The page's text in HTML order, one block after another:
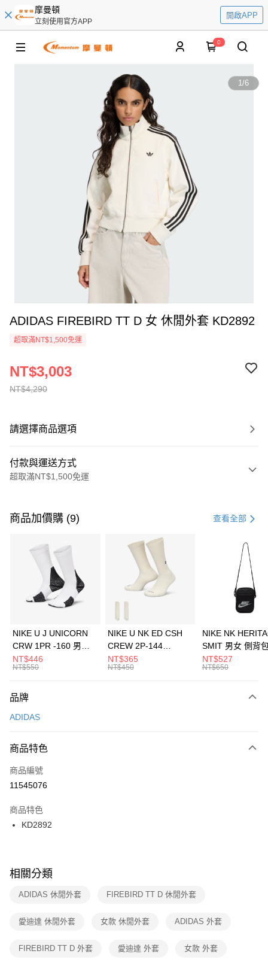
摩曼頓
立刻使用官方APP
開啟APP
0
1/6
ADIDAS FIREBIRD TT D 女 休閒外套 KD2892
超取滿NT$1,500免運
NT$4,290
NT$3,003
請選擇商品選項
付款與運送方式
超取滿NT$1,500免運
信用卡一次付款
3 期 0 利率 每期 21家銀行
合作金庫商業銀行
第一商業銀行
華南商業銀行
彰化商業銀行
上海商業儲蓄銀行
元大商業銀行
台灣樂天信用卡公司
Apple Pay
全盈+PAY
AFTEE先享後付
【關於「AFTEE先享後付」】
便利好安心！
３．安心：先確認商品／服務後，再付款。
【「AFTEE先享後付」結帳流程】
１．於結帳方式選擇「AFTEE先享後付」後，將跳轉至「AFTEE先享後付」
２．訂單成立數日內，您將收到繳費通知簡訊。
３．收到繳費通知簡訊後14天內，點擊此簡訊中的連結，可透過四大超商／
ATM／網路銀行／等多元方式進行付款，方視為交易完成。
※ 交易是否成功請以「AFTEE先享後付 」之結帳頁面顯示為準，若有關於
是否繳費成功／繳費後需取消欲退款等相關疑問，請聯繫「AFTEE先享後付
客戶支援中心」https://netprotections.freshdesk.com/support/home
１．透過由恩沛科技股份有限公司提供之「AFTEE先享後付」服務完成之交
權轉讓予恩沛科技股份有限公司。
運送方式
每筆NT$100，滿NT$1,500(含以上)免運費
宅配
每筆NT$100，滿NT$1,500(含以上)免運費
付款後門市自取
每筆NT$100，滿NT$1,500(含以上)免運費
商品加價購 (9) 查看全部
NIKE U J UNICORN
CRW 1PR -160 男女
中統襪 FZ3393100
NT$446
NT$550
NIKE U NK ED CSH
CREW 2P-144
EMBRDY 男女 短統襪
FZ3073133
NT$365
NT$450
NIKE NK
SMIT 男女 側背
BA5871010
NT$527
NT$650
品牌
ADIDAS
商品特色
商品編號
11545076
商品特色
KD2892
相關分類
ADIDAS 休閒外套 FIREBIRD TT D 休閒外套
愛迪達 休閒外套 女款 休閒外套 ADIDAS 外套
FIREBIRD TT D 外套 愛迪達 外套 女款 外套